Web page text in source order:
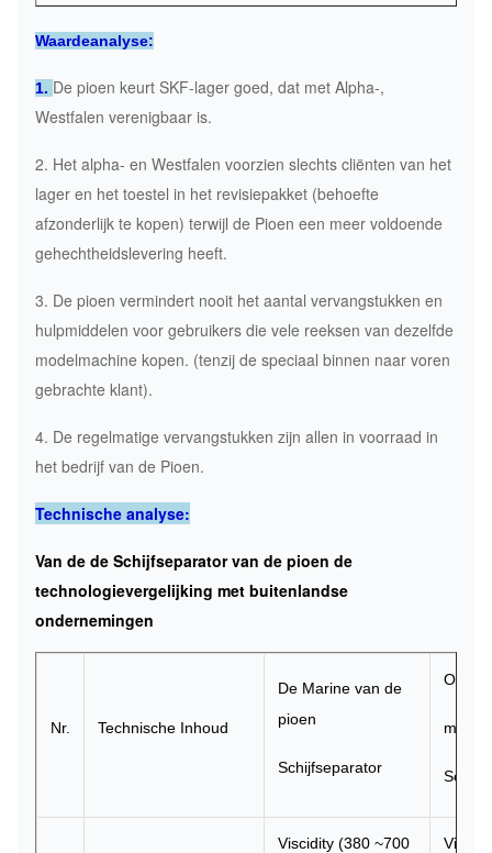
Waardeanalyse:
1. De pioen keurt SKF-lager goed, dat met Alpha-,
Westfalen verenigbaar is.
2. Het alpha- en Westfalen voorzien slechts cliënten van het
lager en het toestel in het revisiepakket (behoefte
afzonderlijk te kopen) terwijl de Pioen een meer voldoende
gehechtheidslevering heeft.
3. De pioen vermindert nooit het aantal vervangstukken en
hulpmiddelen voor gebruikers die vele reeksen van dezelfde
modelmachine kopen. (tenzij de speciaal binnen naar voren
gebrachte klant).
4. De regelmatige vervangstukken zijn allen in voorraad in
het bedrijf van de Pioen.
Technische analyse:
Van de de Schijfseparator van de pioen de
technologievergelijking met buitenlandse
ondernemingen
Nr. Technische Inhoud
De Marine van de
pioen
Schijfseparator
Viscidity (380 ~700